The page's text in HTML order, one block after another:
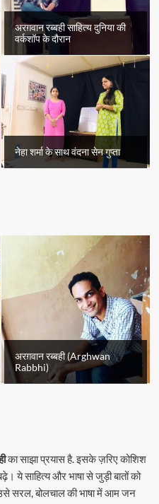
अरग़वान रब्बही साहित्य दुनिया की
वर्कशॉप के दौरान
नेहा शर्मा के साथ वंदना सेन गुप्ता
अरग़वान रब्बही (Arghwan
Rabbhi)
का साझा प्रयास है. इसके ज़रिए कोशिश
ये साहित्य और भाषा से जुड़ी बातों को
सरल, बोलचाल की भाषा में आम जन